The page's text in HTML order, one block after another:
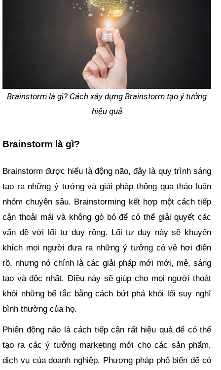
Brainstorm là gì? Cách xây dựng Brainstorm tạo ý tưởng
hiệu quả
Brainstorm là gì?
Brainstorm được hiểu là động não, đây là quy trình sáng
tạo ra những ý tưởng và giải pháp thông qua thảo luận
nhóm chuyên sâu. Brainstorming kết hợp một cách tiếp
cận thoải mái và không gò bó để có thể giải quyết các
vấn đề với lối tư duy rộng. Lối tư duy này sẽ khuyến
khích mọi người đưa ra những ý tưởng có vẻ hơi điên
rồ, nhưng nó chính là các giải pháp mới mới, mẻ, sáng
tạo và độc nhất. Điều này sẽ giúp cho mọi người thoát
khỏi những bế tắc bằng cách bứt phá khỏi lối suy nghĩ
bình thường của họ.
Phiên động não là cách tiếp cận rất hiệu quả để có thể
tạo ra các ý tưởng marketing mới cho các sản phẩm,
dịch vụ của doanh nghiệp. Phương pháp phổ biến để có